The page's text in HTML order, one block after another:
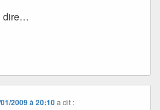
dire…
2009 à 20:10 a dit :